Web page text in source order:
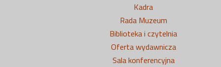
Kadra
Rada Muzeum
Biblioteka i czytelnia
Oferta wydawnicza
Sala konferencyjna